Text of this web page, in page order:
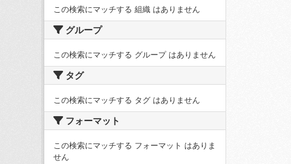
この検索にマッチする 組織 はありません
グループ
この検索にマッチする グループ はありません
タグ
この検索にマッチする タグ はありません
フォーマット
この検索にマッチする フォーマット はありま
せん